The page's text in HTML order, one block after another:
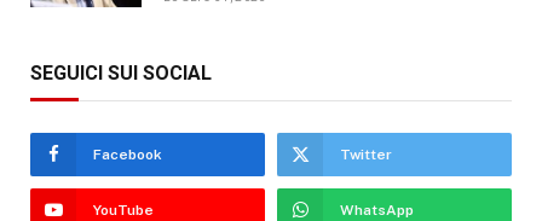
SEGUICI SUI SOCIAL
Facebook Twitter
YouTube WhatsApp